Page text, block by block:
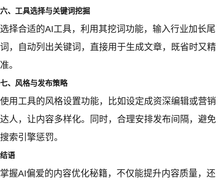
六、工具选择与关键词挖掘
选择合适的AI工具，利用其挖词功能，输入行业加长尾
词，自动列出关键词，直接用于生成文章，既省时又精
准。
七、风格与发布策略
使用工具的风格设置功能，比如设定成资深编辑或营销
达人，让内容多样化。同时，合理安排发布间隔，避免
搜索引擎惩罚。
结语
掌握AI偏爱的内容优化秘籍，不仅能提升内容质量，还